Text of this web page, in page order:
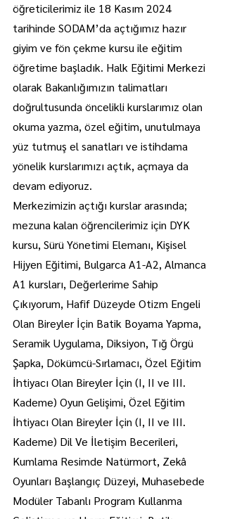
öğreticilerimiz ile 18 Kasım 2024
tarihinde SODAM’da açtığımız hazır
giyim ve fön çekme kursu ile eğitim
öğretime başladık. Halk Eğitimi Merkezi
olarak Bakanlığımızın talimatları
doğrultusunda öncelikli kurslarımız olan
okuma yazma, özel eğitim, unutulmaya
yüz tutmuş el sanatları ve istihdama
yönelik kurslarımızı açtık, açmaya da
devam ediyoruz.
Merkezimizin açtığı kurslar arasında;
mezuna kalan öğrencilerimiz için DYK
kursu, Sürü Yönetimi Elemanı, Kişisel
Hijyen Eğitimi, Bulgarca A1-A2, Almanca
A1 kursları, Değerlerime Sahip
Çıkıyorum, Hafif Düzeyde Otizm Engeli
Olan Bireyler İçin Batik Boyama Yapma,
Seramik Uygulama, Diksiyon, Tığ Örgü
Şapka, Dökümcü-Sırlamacı, Özel Eğitim
İhtiyacı Olan Bireyler İçin (I, II ve III.
Kademe) Oyun Gelişimi, Özel Eğitim
İhtiyacı Olan Bireyler İçin (I, II ve III.
Kademe) Dil Ve İletişim Becerileri,
Kumlama Resimde Natürmort, Zekâ
Oyunları Başlangıç Düzeyi, Muhasebede
Modüler Tabanlı Program Kullanma